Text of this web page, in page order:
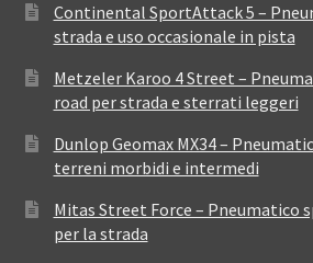
Continental SportAttack 5 –
strada e uso occasionale in pista
Metzeler Karoo 4 Street –
road per strada e sterrati leggeri
Dunlop Geomax MX34 –
terreni morbidi e intermedi
Mitas Street Force – Pneumatico
per la strada